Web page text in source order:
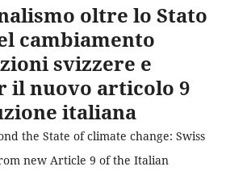
oltre lo Stato
cambiamento
svizzere e
il nuovo articolo 9
italiana
the State of climate change: Swiss
new Article 9 of the Italian